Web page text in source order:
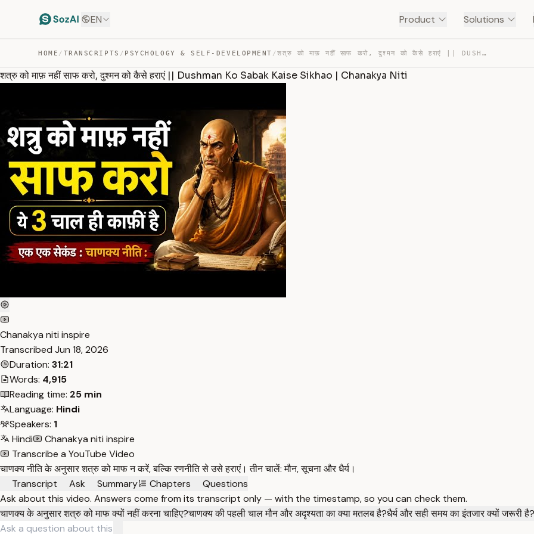
EN Product Solutions
HOME / TRANSCRIPTS / PSYCHOLOGY & SELF-DEVELOPMENT / शत्रु को माफ़ नहीं साफ करो, दुश्मन को कैसे हराएं || DUSH… — TRANSCRIPT
शत्रु को माफ़ नहीं साफ करो, दुश्मन को कैसे हराएं || Dushman Ko Sabak Kaise Sikhao | Chanakya Niti
Chanakya niti inspire
Transcribed Jun 18, 2026
Duration: 31:21
Words: 4,915
Reading time: 25 min
Language: Hindi
Speakers: 1
Hindi
Chanakya niti inspire
Transcribe a YouTube Video
चाणक्य नीति के अनुसार शत्रु को माफ न करें, बल्कि रणनीति से उसे हराएं। तीन चालें: मौन, सूचना और धैर्य।
Transcript
Ask Summary Chapters
Questions
Ask about this video. Answers come from its transcript only — with the timestamp, so you can check them.
चाणक्य के अनुसार शत्रु को माफ क्यों नहीं करना चाहिए?चाणक्य की पहली चाल मौन और अदृश्यता का क्या मतलब है?धैर्य और सही समय का इंतजार क्यों जरूरी है?